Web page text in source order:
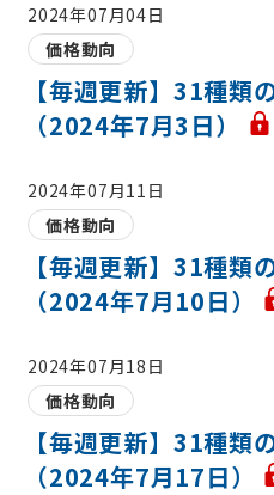
2024年07月04日
価格動向
【毎週更新】31種類
（2024年7月3日）
2024年07月11日
価格動向
【毎週更新】31種類
（2024年7月10日）
2024年07月18日
価格動向
【毎週更新】31種類
（2024年7月17日）